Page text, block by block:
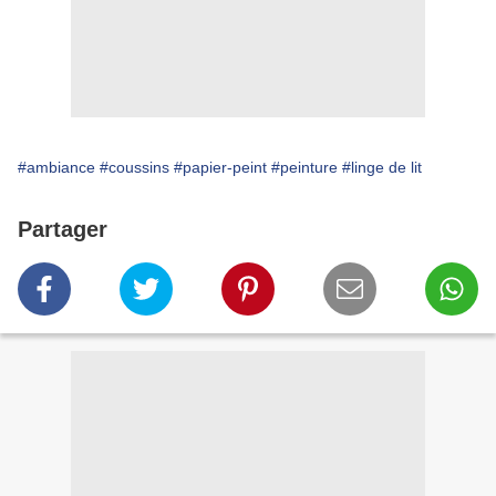
#ambiance #coussins #papier-peint #peinture #linge de lit
Partager